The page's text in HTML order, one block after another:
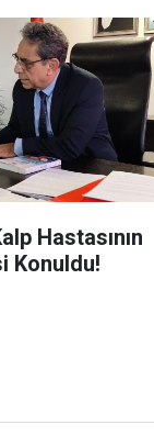
Hastasının
Konuldu!